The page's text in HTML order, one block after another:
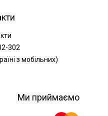
302
з мобільних)
Ми приймаємо